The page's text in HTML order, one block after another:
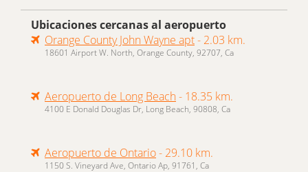
Ubicaciones cercanas al aeropuerto
Orange County John Wayne apt- 2.03 km.
18601 Airport W. North, Orange County, 92707, Ca
Aeropuerto de Long Beach- 18.35 km.
4100 E Donald Douglas Dr, Long Beach, 90808, Ca
Aeropuerto de Ontario- 29.10 km.
1150 S. Vineyard Ave, Ontario Ap, 91761, Ca